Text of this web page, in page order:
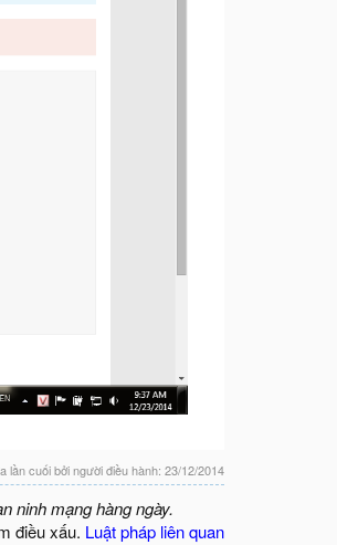
lần cuối bởi người điều hành: 23/12/2014
ninh mạng hàng ngày.
điều xấu. Luật pháp liên quan